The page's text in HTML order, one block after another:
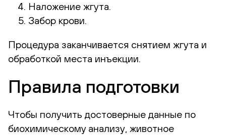
Наложение жгута.
Забор крови.
Процедура заканчивается снятием жгута и
обработкой места инъекции.
Правила подготовки
Чтобы получить достоверные данные по
биохимическому анализу, животное